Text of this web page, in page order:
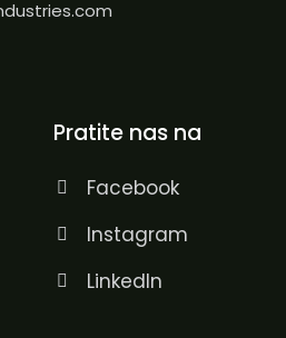
Pratite nas na
Facebook
Instagram
LinkedIn